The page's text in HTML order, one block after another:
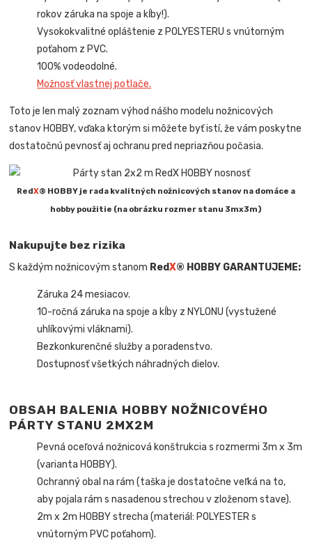
rokov záruka na spoje a kĺby!).
Vysokokvalitné opláštenie z POLYESTERU s vnútorným
poťahom z PVC.
100% vodeodolné.
Možnosť vlastnej potlače.
Toto je len malý zoznam výhod nášho modelu nožnicových
stanov HOBBY, vďaka ktorým si môžete byť istí, že vám poskytne
dostatočnú pevnosť aj ochranu pred nepriazňou počasia.
RedX® HOBBY je rada kvalitných nožnicových stanov na domáce a
hobby použitie (na obrázku rozmer stanu 3mx3m)
Nakupujte bez rizika
S každým nožnicovým stanom RedX® HOBBY GARANTUJEME:
Záruka 24 mesiacov.
10-ročná záruka na spoje a kĺby z NYLONU (vystužené
uhlíkovými vláknami).
Bezkonkurenčné služby a poradenstvo.
Dostupnosť všetkých náhradných dielov.
OBSAH BALENIA HOBBY NOŽNICOVÉHO
PÁRTY STANU 2MX2M
Pevná oceľová nožnicová konštrukcia s rozmermi 3m x 3m
(varianta HOBBY).
Ochranný obal na rám (taška je dostatočne veľká na to,
aby pojala rám s nasadenou strechou v zloženom stave).
2m x 2m HOBBY strecha (materiál: POLYESTER s
vnútorným PVC poťahom).